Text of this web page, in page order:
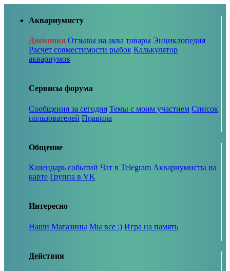
Аквариумисту
Дневники Отзывы на аква товары Энциклопедия
Расчет совместимости рыбок Калькулятор
аквариумов
Сервисы форума
Сообщения за сегодня Темы с моим участием Список
пользователей Правила
Общение
Календарь событий Чат в Telegram Аквариумисты на
карте Группа в VK
Интересно
Наши Магазины Мы все :) Игра на память
Действия